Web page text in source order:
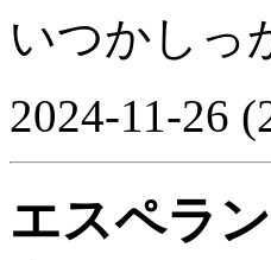
いつかしっ
2024-11-26
エスペラ